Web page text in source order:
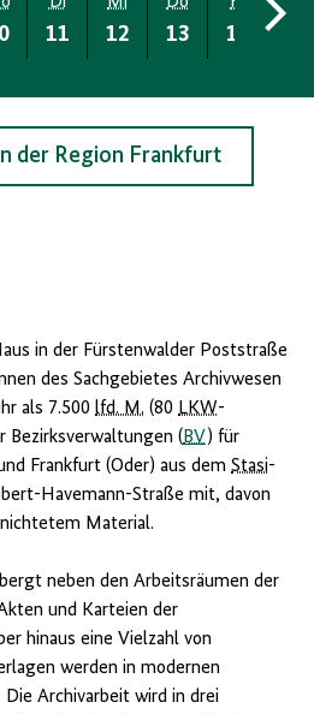
11 12 13 14
der Region Frankfurt
in der Fürstenwalder Poststraße
des Sachgebietes Archivwesen
als 7.500 lfd. M. (80 LKW-
Bezirksverwaltungen ( BV ) für
Frankfurt (Oder) aus dem Stasi-
Havemann-Straße mit, davon
Material.
neben den Arbeitsräumen der
und Karteien der
hinaus eine Vielzahl von
werden in modernen
Die Archivarbeit wird in drei